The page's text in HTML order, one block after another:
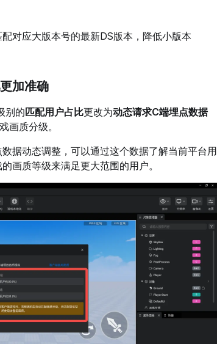
对应大版本号的最新DS版本，降低小版本
加准确
别的匹配用户占比更改为动态请求C端埋点数据
画质分级。
据动态调整，可以通过这个数据了解当前平台用
画质等级来满足更大范围的用户。